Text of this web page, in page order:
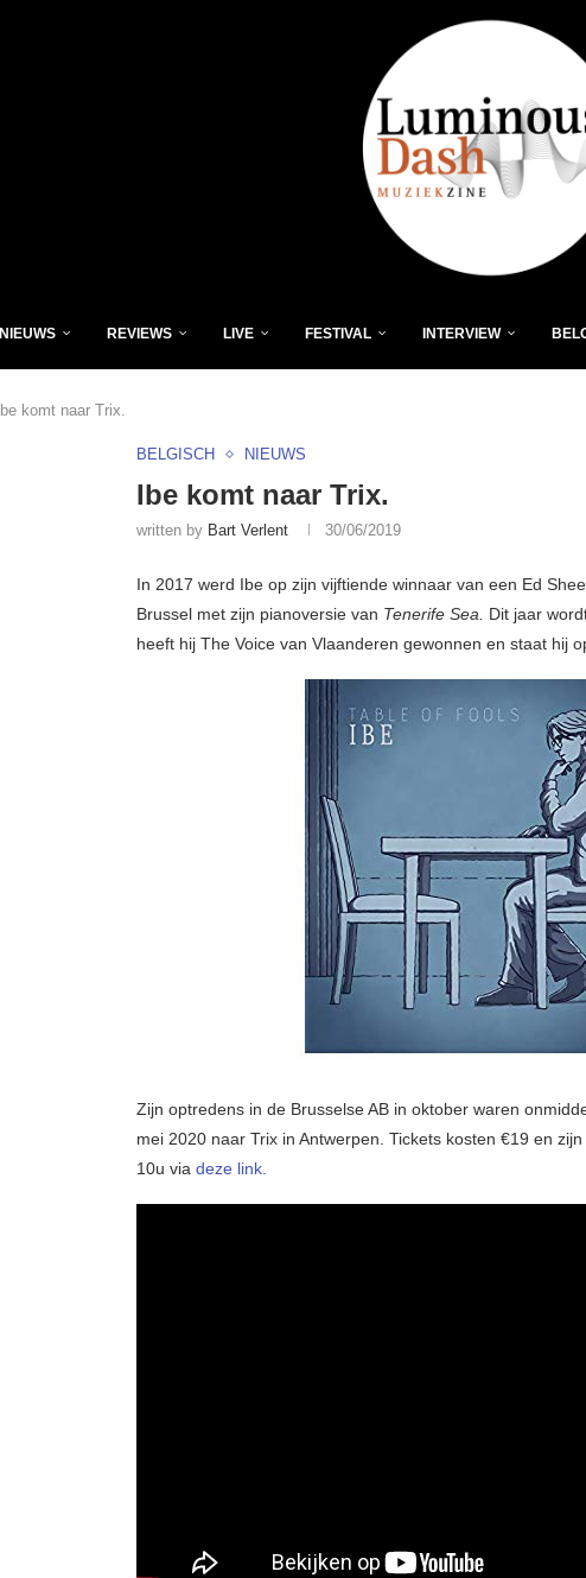
NIEUWS REVIEWS LIVE FESTIVAL INTERVIEW
Ibe komt naar Trix.
BELGISCH NIEUWS
Ibe komt naar Trix.
written by Bart Verlent 30/06/2019
In 2017 werd Ibe op zijn vijftiende winnaar van een Ed
Brussel met zijn pianoversie van Tenerife Sea. Dit jaar
heeft hij The Voice van Vlaanderen gewonnen en staat hij
Zijn optredens in de Brusselse AB in oktober waren
mei 2020 naar Trix in Antwerpen. Tickets kosten €19 en
10u via deze link.